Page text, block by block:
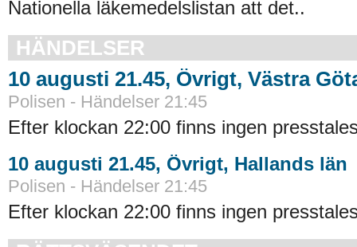
Nationella läkemedelslistan att det..
HÄNDELSER
10 augusti 21.45, Övrigt, Västra
Polisen - Händelser 21:45
Efter klockan 22:00 finns ingen
10 augusti 21.45, Övrigt, Hallands län
Polisen - Händelser 21:45
Efter klockan 22:00 finns ingen